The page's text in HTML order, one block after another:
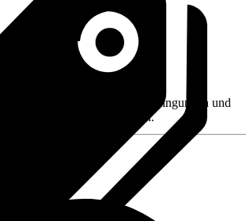
wie z. B. Rückgabebedingungen und
auf den Verkäufernamen.